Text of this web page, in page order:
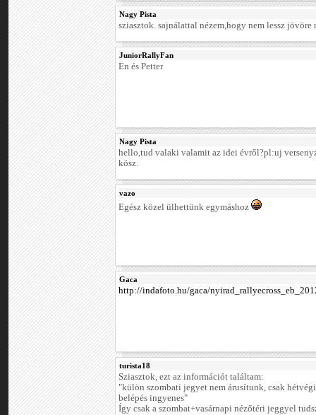
Nagy Pista
sziasztok. sajnálattal nézem,hogy nem lessz
JuniorRallyFan
Én és Petter
Nagy Pista
hello,tud valaki valamit az idei évről?pl:uj
kösz.
vazo
Egész közel ülhettünk egymáshoz
Gaca
http://indafoto.hu/gaca/
turista18
Sziasztok, ezt az információt találtam:
"külön szombati jegyet nem árusítunk, csak
belépés ingyenes"
Így csak a szombat+vasárnapi nézőtéri jeggyel